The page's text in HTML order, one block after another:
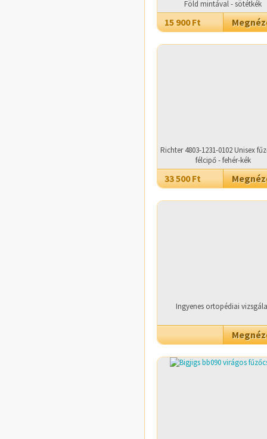
Föld mintával - sötétkék
15 900 Ft
Richter 4803-1231-0102 Unisex
félcipő - fehér-kék
33 500 Ft
Ingyenes ortopédiai